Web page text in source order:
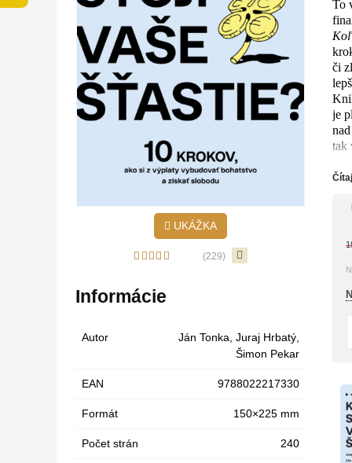
UKÁŽKA
(229)
Informácie
Autor Ján Tonka Juraj Hrbatý
Šimon Pekar
EAN 9788022217330
Formát 150×225 mm
Počet strán 240
To
či
je
tak